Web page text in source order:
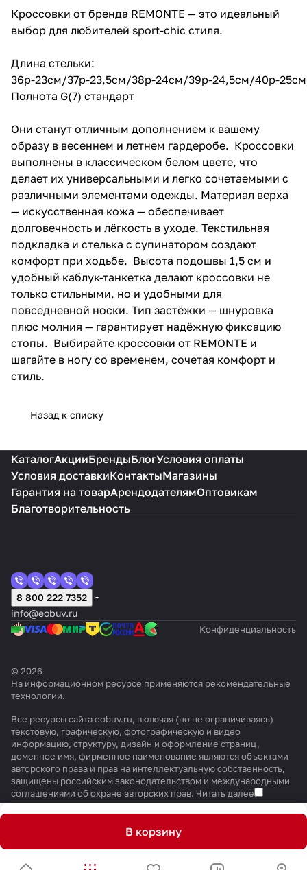
Кроссовки от бренда REMONTE — это идеальный
выбор для любителей sport-chic стиля.
Длина стельки:
36р-23см/37р-23,5см/38р-24см/39р-24,5см/40р-
Полнота G(7) стандарт
Они станут отличным дополнением к вашему
образу в весеннем и летнем гардеробе. Кроссовки
выполнены в классическом белом цвете, что
делает их универсальными и легко сочетаемыми с
различными элементами одежды. Материал верха
— искусственная кожа — обеспечивает
долговечность и лёгкость в уходе. Текстильная
подкладка и стелька с супинатором создают
комфорт при ходьбе. Высота подошвы 1,5 см и
удобный каблук-танкетка делают кроссовки не
только стильными, но и удобными для
повседневной носки. Тип застёжки — шнуровка
плюс молния — гарантирует надёжную фиксацию
стопы. Выбирайте кроссовки от REMONTE и
шагайте в ногу со временем, сочетая комфорт и
стиль.
Назад к списку
В корзину
КаталогАкцииБрендыБлогУсловия оплаты
Условия доставкиКонтактыМагазины
Гарантия на товарАрендодателямОптовикам
Благотворительность
8 800 222 7352
info@eobuv.ru
Конфиденциальность
© 2026
На информационном ресурсе применяются рекомендательные
технологии.
Все ресурсы сайта eobuv.ru, включая (но не ограничиваясь)
текстовую, графическую, фотографическую и видео
информацию, структуру, дизайн и оформление страниц,
доменное имя, фирменное наименование являются объектами
авторского права и прав на интеллектуальную собственность,
защищены российским законодательством и международными
соглашениями об охране авторских прав. Читать далее